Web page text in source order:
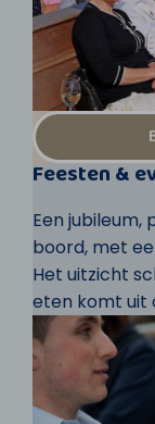
Feesten &
Een
boord, met
Het uitzicht
eten komt uit